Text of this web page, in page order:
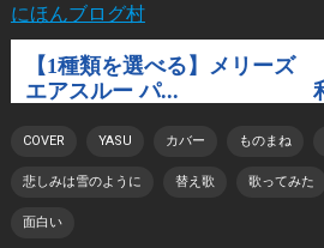
にほんブログ村
COVER YASU カバー ものまね
悲しみは雪のように 替え歌 歌ってみた
面白い